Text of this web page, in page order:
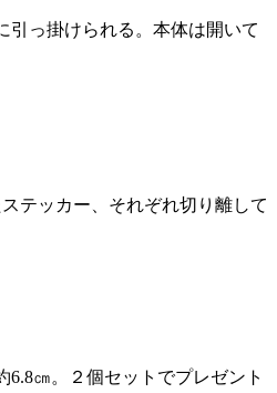
引っ掛けられる。本体は開いて
テッカー、それぞれ切り離して
㎝。２個セットでプレゼント